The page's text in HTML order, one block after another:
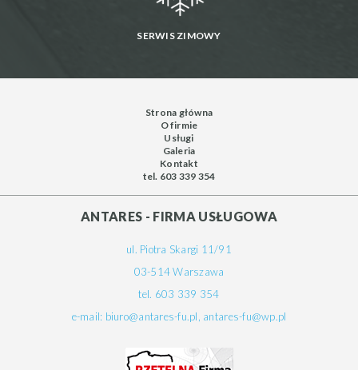
SERWIS ZIMOWY
Strona główna
O firmie
Usługi
Galeria
Kontakt
tel. 603 339 354
ANTARES - FIRMA USŁUGOWA
ul. Piotra Skargi 11/91
03-514 Warszawa
tel. 603 339 354
e-mail: biuro@antares-fu.pl antares-fu@wp.pl